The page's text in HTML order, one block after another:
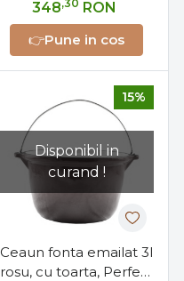
348,30 RON
👉Pune in cos
Disponibil in
curand !
15%
Ceaun fonta emailat 3l
rosu, cu toarta, Perfect